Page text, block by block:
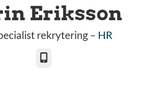
Eriksson
rekrytering – HR
Telefon